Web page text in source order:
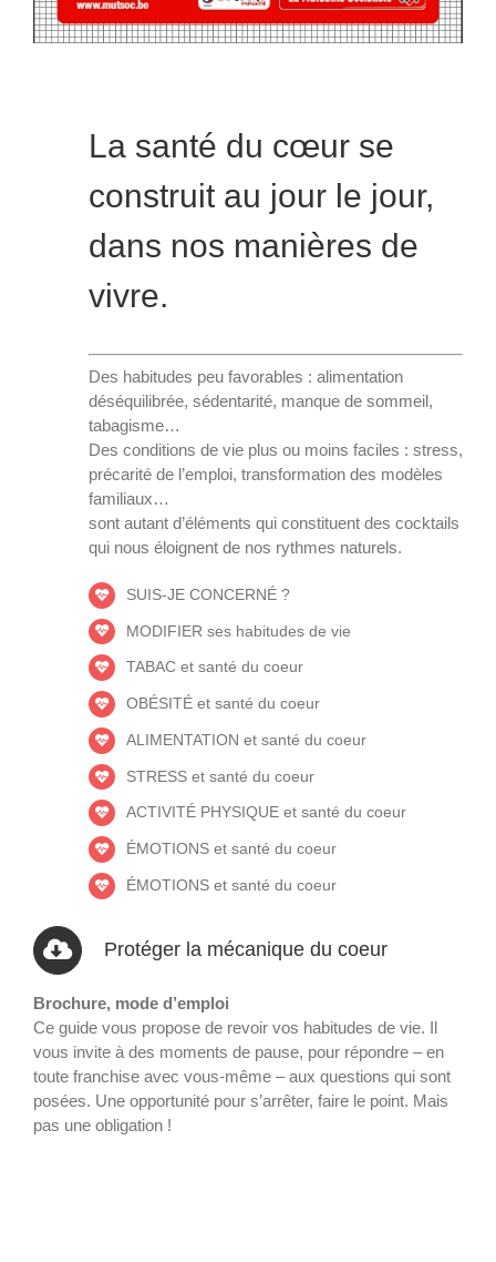
La santé du cœur se
construit au jour le jour,
dans nos manières de
vivre.
Des habitudes peu favorables : alimentation
déséquilibrée, sédentarité, manque de sommeil,
tabagisme…
Des conditions de vie plus ou moins faciles : stress,
précarité de l’emploi, transformation des modèles
familiaux…
sont autant d’éléments qui constituent des cocktails
qui nous éloignent de nos rythmes naturels.
SUIS-JE CONCERNÉ ?
MODIFIER ses habitudes de vie
TABAC et santé du coeur
OBÉSITÉ et santé du coeur
ALIMENTATION et santé du coeur
STRESS et santé du coeur
ACTIVITÉ PHYSIQUE et santé du coeur
ÉMOTIONS et santé du coeur
ÉMOTIONS et santé du coeur
Protéger la mécanique du coeur
Brochure, mode d’emploi
Ce guide vous propose de revoir vos habitudes de vie. Il
vous invite à des moments de pause, pour répondre – en
toute franchise avec vous-même – aux questions qui sont
posées. Une opportunité pour s’arrêter, faire le point. Mais
pas une obligation !